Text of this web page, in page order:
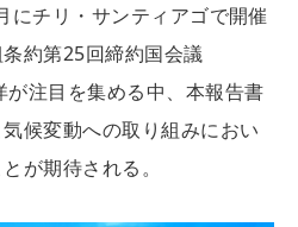
にチリ・サンティアゴで開催
約第25回締約国会議
が注目を集める中、本報告書
候変動への取り組みにおい
が期待される。